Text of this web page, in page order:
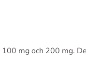
mg och 200 mg.